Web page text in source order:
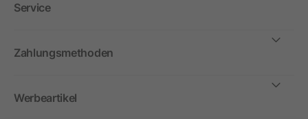
Service
Zahlungsmethoden
Werbeartikel